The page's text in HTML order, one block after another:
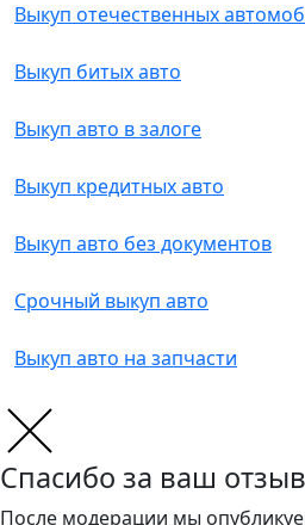
Выкуп отечественных
Выкуп битых авто
Выкуп авто в залоге
Выкуп кредитных авто
Выкуп авто без документов
Срочный выкуп авто
Выкуп авто на запчасти
Спасибо за ваш
После модерации мы